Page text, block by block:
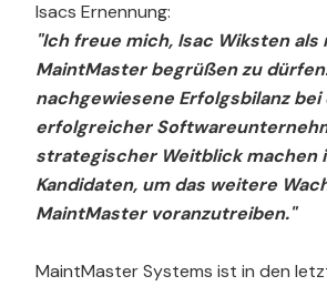
Isacs Ernennung:
"Ich freue mich, Isac Wiksten als
MaintMaster begrüßen zu
nachgewiesene Erfolgsbilanz bei
erfolgreicher
strategischer Weitblick machen
Kandidaten, um das weitere
MaintMaster voranzutreiben."
MaintMaster Systems ist in den